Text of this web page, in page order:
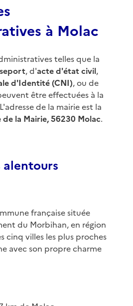
à Molac
telles que la
, d'acte d'état civil,
d'Identité (CNI), ou de
être effectuées à la
de la mairie est la
de la Mairie, 56230 Molac.
alentours
française située
du Morbihan, en région
cinq villes les plus proches
avec son propre charme